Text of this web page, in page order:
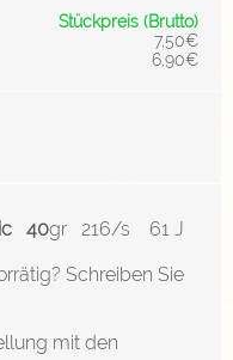
Stückpreis (Brutto)
7,50€
6,90€
40gr 216/s 61 J
Schreiben Sie
mit den